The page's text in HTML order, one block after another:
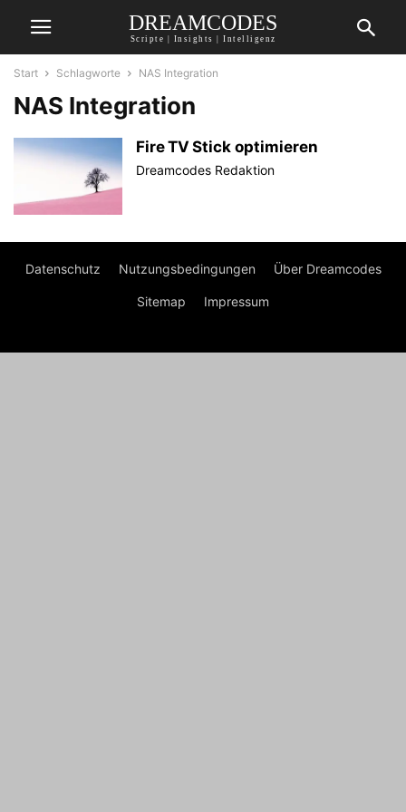
DREAMCODES
Scripte | Insights | Intelligenz
Start Schlagworte NAS Integration
NAS Integration
Fire TV Stick optimieren
Dreamcodes Redaktion
Datenschutz Nutzungsbedingungen Über Dreamcodes
Sitemap Impressum